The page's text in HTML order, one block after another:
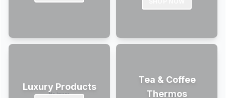
Luxury Products
Tea & Coffee
Thermos